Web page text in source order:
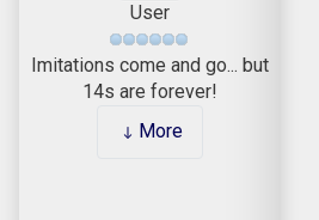
User
Imitations come and go... but
14s are forever!
More